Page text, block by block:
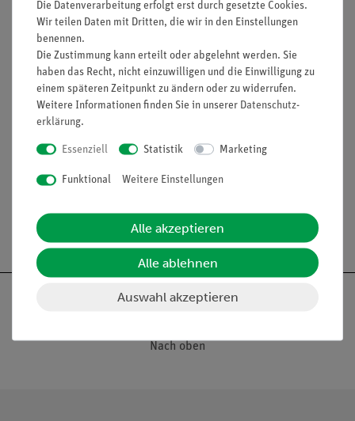
Funktion und Verwendung
Naturabguß, aus SOMSO-Plast®. Unzerlegbar. Umfang
Nach oben
Die Datenverarbeitung erfolgt erst durch gesetzte Cookies.
Wir teilen Daten mit Dritten, die wir in den Einstellungen
benennen.
Die Zustimmung kann erteilt oder abgelehnt werden. Sie
haben das Recht, nicht einzuwilligen und die Einwilligung zu
einem späteren Zeitpunkt zu ändern oder zu widerrufen.
Weitere Informationen finden Sie in unserer Daten­schutz­
erklärung.
Essenziell Statistik Marketing
Funktional Weitere Einstellungen
Alle akzeptieren
Alle ablehnen
Auswahl akzeptieren